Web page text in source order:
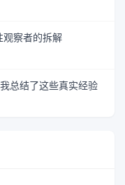
观察者的拆解
总结了这些真实经验